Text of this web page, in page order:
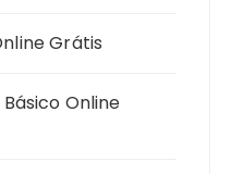
Grátis
Online